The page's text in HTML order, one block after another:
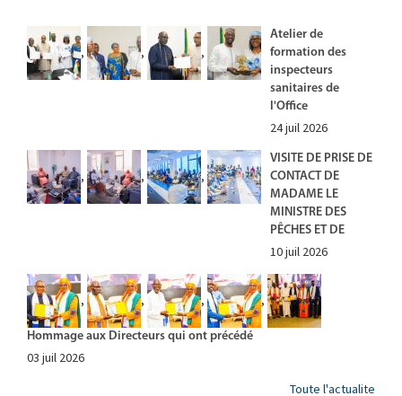
, , ,
Atelier de
formation des
inspecteurs
sanitaires de
l'Office
24 juil 2026
, , ,
VISITE DE PRISE DE
CONTACT DE
MADAME LE
MINISTRE DES
PÊCHES ET DE
10 juil 2026
, , , ,
Hommage aux Directeurs qui ont précédé
03 juil 2026
Toute l'actualite